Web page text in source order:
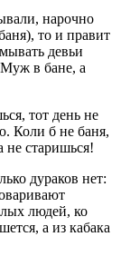
нарочно
то и правит
девьи
в бане, а
тот день не
Коли б не баня,
старишься!
дураков нет:
людей, ко
а из кабака